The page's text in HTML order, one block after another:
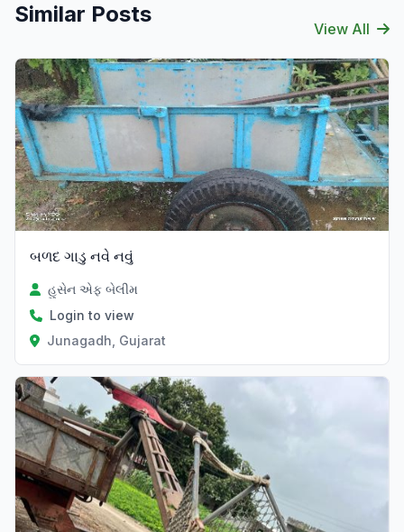
Similar Posts
View All
બળદ ગાડુ નવે નવું
હુસેન એફ બેલીમ
Login to view
Junagadh, Gujarat